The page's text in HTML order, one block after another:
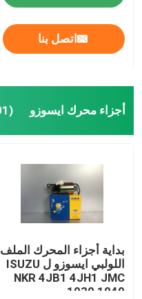
اتصل بنا
أجزاء محرك ايسوزو (201)
بداية أجزاء المحرك الملف
اللولبي ايسوزو ل ISUZU
NKR 4JB1 4JH1 JMC
1030 1040